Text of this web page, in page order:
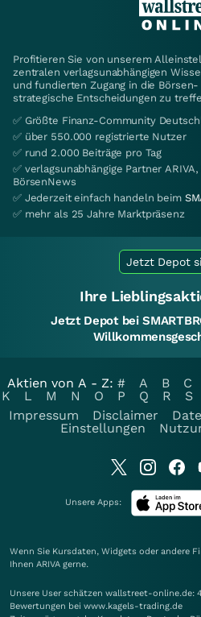
Profitieren Sie von unserem
zentralen verlagsunabhängigen
und fundierten Zugang in die
strategische Entscheidungen zu
✅ Größte Finanz-Community
✅ über 550.000 registrierte Nutzer
✅ rund 2.000 Beiträge pro Tag
✅ verlagsunabhängige Partner
BörsenNews
✅ Jederzeit einfach handeln beim
✅ mehr als 25 Jahre Marktpräsenz
Jetzt Depot
Ihre
Jetzt Depot bei
Aktien von A - Z: # A B C
K
L M N O P Q R S
Impressum
Disclaimer
Einstellungen
Unsere Apps:
Wenn Sie Kursdaten, Widgets oder andere
Ihnen ARIVA gerne.
Unsere User schätzen wallstreet-online.de:
Bewertungen bei www.kagels-trading.de